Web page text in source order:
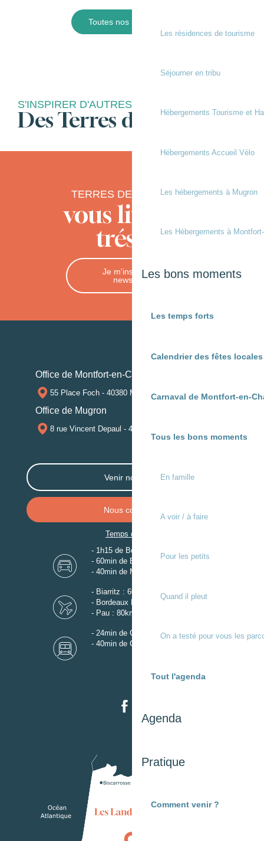
Les résidences de tourisme
Séjourner en tribu
Hébergements Tourisme et
Hébergements Accueil Vélo
Les hébergements à Mugron
Les Hébergements à
Les bons moments
Les temps forts
Calendrier des fêtes
Carnaval de Montfort-en-
Tous les bons moments
En famille
A voir / à faire
Pour les petits
Quand il pleut
On a testé pour vous les
Tout l'agenda
Agenda
Pratique
Comment venir ?
Toutes nos randonnées
S'INSPIRER D'AUTRES SAVEURS
Des Terres de Chalosse
TERRES DE CHALOSSE
vous livre ses
trésors
Je m'inscris à la
newsletter
Office de Montfort-en-Chalosse
55 Place Foch - 40380 MONTFORT-EN-CHALOSSE
Office de Mugron
8 rue Vincent Depaul - 40250 MUGRON
Venir nous voir
Nous contacter
Temps de trajet
- 1h15 de Bordeaux
- 60min de Biarritz
- 40min de Mont-de-Marsan
- Biarritz : 60km
- Bordeaux Mérignac : 110km
- Pau : 80km
- 24min de Gare de Dax
- 40min de Gare de Mont-de-Marsan